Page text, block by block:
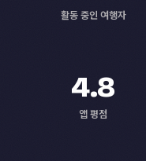
활동 중인 여행자
4.8
앱 평점